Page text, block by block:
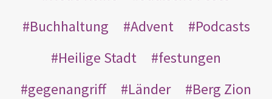
Buchhaltung
Advent
Podcasts
Heilige Stadt
festungen
gegenangriff
Länder
Berg Zion